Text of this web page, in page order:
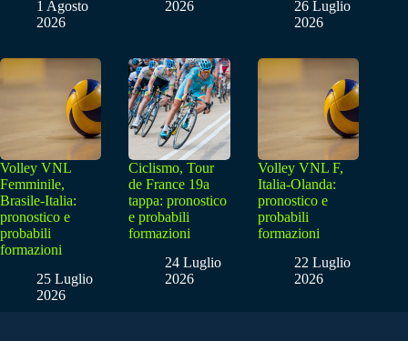
1 Agosto
2026
2026
26 Luglio
2026
Volley VNL
Femminile,
Brasile-Italia:
pronostico e
probabili
formazioni
25 Luglio
2026
Ciclismo, Tour
de France 19a
tappa: pronostico
e probabili
formazioni
24 Luglio
2026
Volley VNL F,
Italia-Olanda:
pronostico e
probabili
formazioni
22 Luglio
2026